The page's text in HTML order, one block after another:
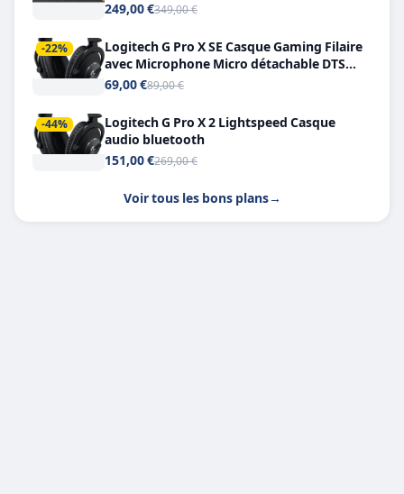
249,00 €349,00 €
-22%
Logitech G Pro X SE Casque Gaming Filaire
avec Microphone Micro détachable DTS
Headphone X 7.1
69,00 €89,00 €
-44%
Logitech G Pro X 2 Lightspeed Casque
audio bluetooth
151,00 €269,00 €
Voir tous les bons plans→